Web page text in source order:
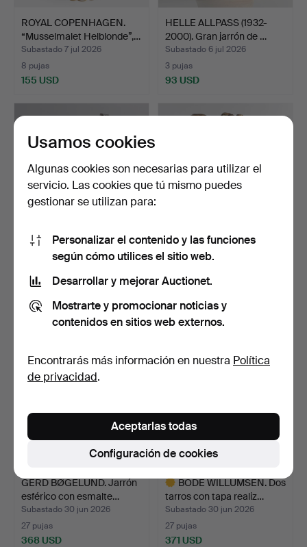
ROYAL COPENHAGEN.
“Musselmalet Helblonde”,…
Subastado 7 jul 2026
8 pujas
155 USD
HELLE ALLPASS (1932-
2000). Gran jarrón de …
Subastado 6 jul 2026
3 pujas
93 USD
ROYAL COPENHAGEN.
Figura de fauno sobre to…
Subastado 3 jul 2026
153 USD
KNUD KYHN (F.
FARUM…
Subastado 30 jun 2026
62 USD
Lote
GERD BØGELUND. Jarrón
esférico con esmalte…
Subastado 30 jun 2026
27 pujas
368 USD
BODE WILLUMSEN. Dos
tarros con tapa realiz…
Subastado 30 jun 2026
27 pujas
371 USD
Usamos cookies
Algunas cookies son necesarias para utilizar el
servicio. Las cookies que tú mismo puedes
gestionar se utilizan para:
Personalizar el contenido y las funciones
según cómo utilices el sitio web.
Desarrollar y mejorar Auctionet.
Mostrarte y promocionar noticias y
contenidos en sitios web externos.
Encontrarás más información en nuestra Política
de privacidad.
Configuración de cookies
Aceptarlas todas